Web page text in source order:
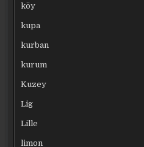
köy
kupa
kurban
kurum
Kuzey
Lig
Lille
limon